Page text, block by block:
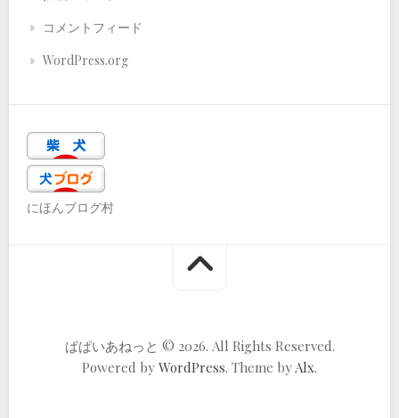
コメントフィード
WordPress.org
にほんブログ村
ぱぱいあねっと © 2026. All Rights Reserved.
Powered by WordPress. Theme by Alx.